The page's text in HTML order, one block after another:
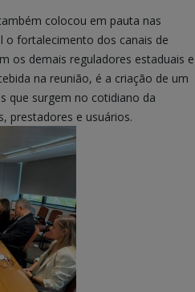
colocou em pauta nas
o fortalecimento dos canais de
os demais reguladores estaduais e
na reunião, é a criação de um
que surgem no cotidiano da
prestadores e usuários.